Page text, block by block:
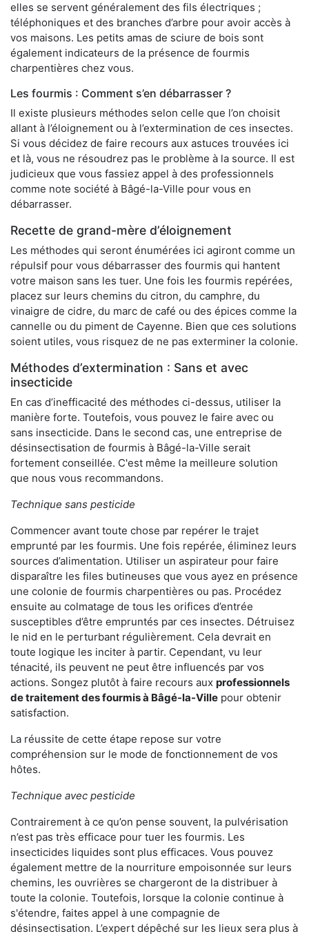
elles se servent généralement des fils électriques ;
téléphoniques et des branches d’arbre pour avoir accès à
vos maisons. Les petits amas de sciure de bois sont
également indicateurs de la présence de fourmis
charpentières chez vous.
Les fourmis : Comment s’en débarrasser ?
Il existe plusieurs méthodes selon celle que l’on choisit
allant à l’éloignement ou à l’extermination de ces insectes.
Si vous décidez de faire recours aux astuces trouvées ici
et là, vous ne résoudrez pas le problème à la source. Il est
judicieux que vous fassiez appel à des professionnels
comme note société à Bâgé-la-Ville pour vous en
débarrasser.
Recette de grand-mère d’éloignement
Les méthodes qui seront énumérées ici agiront comme un
répulsif pour vous débarrasser des fourmis qui hantent
votre maison sans les tuer. Une fois les fourmis repérées,
placez sur leurs chemins du citron, du camphre, du
vinaigre de cidre, du marc de café ou des épices comme la
cannelle ou du piment de Cayenne. Bien que ces solutions
soient utiles, vous risquez de ne pas exterminer la colonie.
Méthodes d’extermination : Sans et avec
insecticide
En cas d’inefficacité des méthodes ci-dessus, utiliser la
manière forte. Toutefois, vous pouvez le faire avec ou
sans insecticide. Dans le second cas, une entreprise de
désinsectisation de fourmis à Bâgé-la-Ville serait
fortement conseillée. C'est même la meilleure solution
que nous vous recommandons.
Technique sans pesticide
Commencer avant toute chose par repérer le trajet
emprunté par les fourmis. Une fois repérée, éliminez leurs
sources d’alimentation. Utiliser un aspirateur pour faire
disparaître les files butineuses que vous ayez en présence
une colonie de fourmis charpentières ou pas. Procédez
ensuite au colmatage de tous les orifices d’entrée
susceptibles d’être empruntés par ces insectes. Détruisez
le nid en le perturbant régulièrement. Cela devrait en
toute logique les inciter à partir. Cependant, vu leur
ténacité, ils peuvent ne peut être influencés par vos
actions. Songez plutôt à faire recours aux professionnels
de traitement des fourmis à Bâgé-la-Ville pour obtenir
satisfaction.
La réussite de cette étape repose sur votre
compréhension sur le mode de fonctionnement de vos
hôtes.
Technique avec pesticide
Contrairement à ce qu’on pense souvent, la pulvérisation
n’est pas très efficace pour tuer les fourmis. Les
insecticides liquides sont plus efficaces. Vous pouvez
également mettre de la nourriture empoisonnée sur leurs
chemins, les ouvrières se chargeront de la distribuer à
toute la colonie. Toutefois, lorsque la colonie continue à
s'étendre, faites appel à une compagnie de
désinsectisation. L’expert dépêché sur les lieux sera plus à